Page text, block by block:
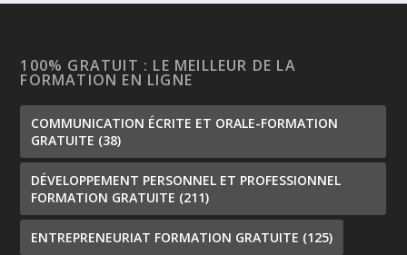
100% GRATUIT : LE MEILLEUR DE LA
FORMATION EN LIGNE
COMMUNICATION ÉCRITE ET ORALE-FORMATION
GRATUITE (38)
DÉVELOPPEMENT PERSONNEL ET PROFESSIONNEL
FORMATION GRATUITE (211)
ENTREPRENEURIAT FORMATION GRATUITE (125)